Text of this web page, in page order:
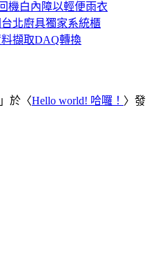
機白內障以輕便雨衣
北廚具獨家系統櫃
擷取DAQ轉換
」於〈Hello world! 哈囉！ 〉發